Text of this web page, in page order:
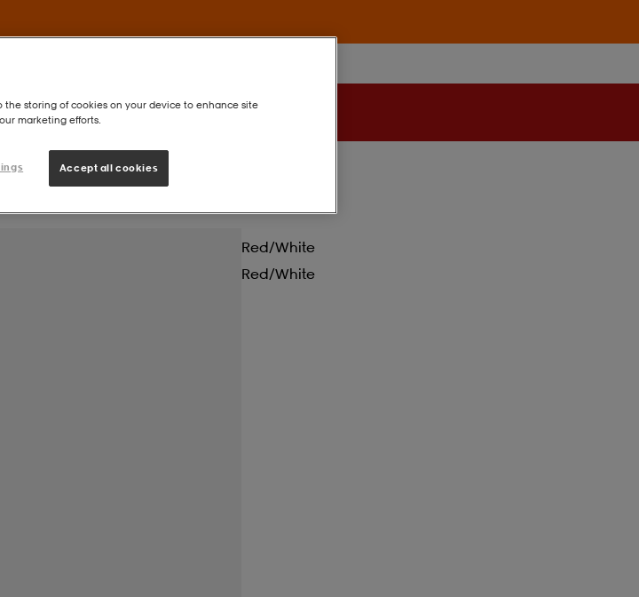
tuote:
Handball Junior Flickor
Red/white
Red/white
the storing of cookies on your device to enhance site
marketing efforts.
Accept all cookies